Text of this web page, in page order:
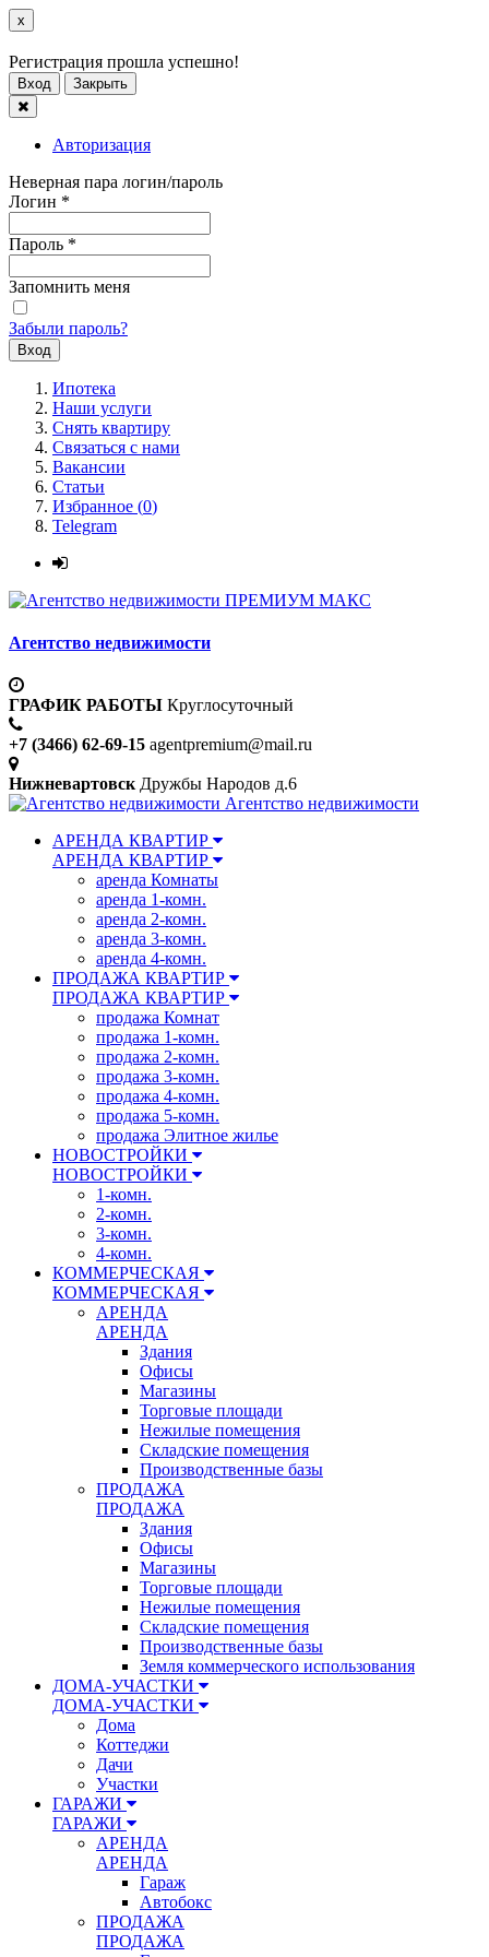
x
Регистрация прошла успешно!
Вход Закрыть
Авторизация
Неверная пара логин/пароль
Логин *
Пароль *
Запомнить меня
Забыли пароль?
Ипотека
Наши услуги
Снять квартиру
Связаться с нами
Вакансии
Статьи
Избранное (0)
Telegram
ПРЕМИУМ МАКС
Агентство недвижимости
ГРАФИК РАБОТЫ Круглосуточный
+7 (3466) 62-69-15 agentpremium@mail.ru
Нижневартовск Дружбы Народов д.6
Агентство недвижимости
АРЕНДА КВАРТИР
АРЕНДА КВАРТИР
аренда Комнаты
аренда 1-комн.
аренда 2-комн.
аренда 3-комн.
аренда 4-комн.
ПРОДАЖА КВАРТИР
ПРОДАЖА КВАРТИР
продажа Комнат
продажа 1-комн.
продажа 2-комн.
продажа 3-комн.
продажа 4-комн.
продажа 5-комн.
продажа Элитное жилье
НОВОСТРОЙКИ
НОВОСТРОЙКИ
1-комн.
2-комн.
3-комн.
4-комн.
КОММЕРЧЕСКАЯ
КОММЕРЧЕСКАЯ
АРЕНДА
АРЕНДА
Здания
Офисы
Магазины
Торговые площади
Нежилые помещения
Складские помещения
Производственные базы
ПРОДАЖА
ПРОДАЖА
Здания
Офисы
Магазины
Торговые площади
Нежилые помещения
Складские помещения
Производственные базы
Земля коммерческого использования
ДОМА-УЧАСТКИ
ДОМА-УЧАСТКИ
Дома
Коттеджи
Дачи
Участки
ГАРАЖИ
ГАРАЖИ
АРЕНДА
АРЕНДА
Гараж
Автобокс
ПРОДАЖА
ПРОДАЖА